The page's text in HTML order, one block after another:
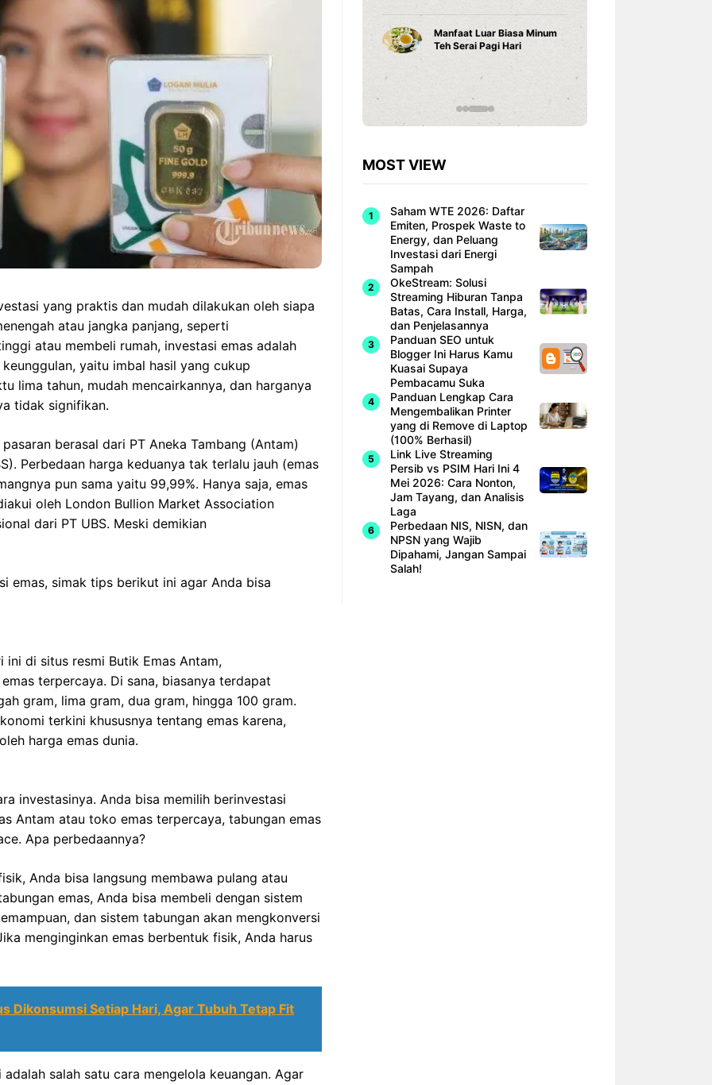
yang praktis dan mudah dilakukan oleh siapa
atau jangka panjang, seperti
atau membeli rumah, investasi emas adalah
yaitu imbal hasil yang cukup
lima tahun, mudah mencairkannya, dan harganya
tidak signifikan.
berasal dari PT Aneka Tambang (Antam)
Perbedaan harga keduanya tak terlalu jauh (emas
pun sama yaitu 99,99%. Hanya saja, emas
oleh London Bullion Market Association
dari PT UBS. Meski demikian
emas, simak tips berikut ini agar Anda bisa
ini di situs resmi Butik Emas Antam,
terpercaya. Di sana, biasanya terdapat
gram, lima gram, dua gram, hingga 100 gram.
terkini khususnya tentang emas karena,
harga emas dunia.
investasinya. Anda bisa memilih berinvestasi
Antam atau toko emas terpercaya, tabungan emas
Apa perbedaannya?
Anda bisa langsung membawa pulang atau
emas, Anda bisa membeli dengan sistem
dan sistem tabungan akan mengkonversi
menginginkan emas berbentuk fisik, Anda harus
Dikonsumsi Setiap Hari, Agar Tubuh Tetap Fit
salah satu cara mengelola keuangan. Agar
vs Singapura:
Mati di ASEAN
Cup 2026,garuda-
Cara Belajar yang Tepat
Potensinya
MOST VIEW
Saham WTE 2026: Daftar
Emiten, Prospek Waste to
Energy, dan Peluang
Investasi dari Energi
Sampah
OkeStream: Solusi
Streaming Hiburan Tanpa
Batas, Cara Install, Harga,
dan Penjelasannya
Panduan SEO untuk
Blogger Ini Harus Kamu
Kuasai Supaya
Pembacamu Suka
Panduan Lengkap Cara
Mengembalikan Printer
yang di Remove di Laptop
(100% Berhasil)
Link Live Streaming
Persib vs PSIM Hari Ini 4
Mei 2026: Cara Nonton,
Jam Tayang, dan Analisis
Laga
Perbedaan NIS, NISN, dan
NPSN yang Wajib
Dipahami, Jangan Sampai
Salah!